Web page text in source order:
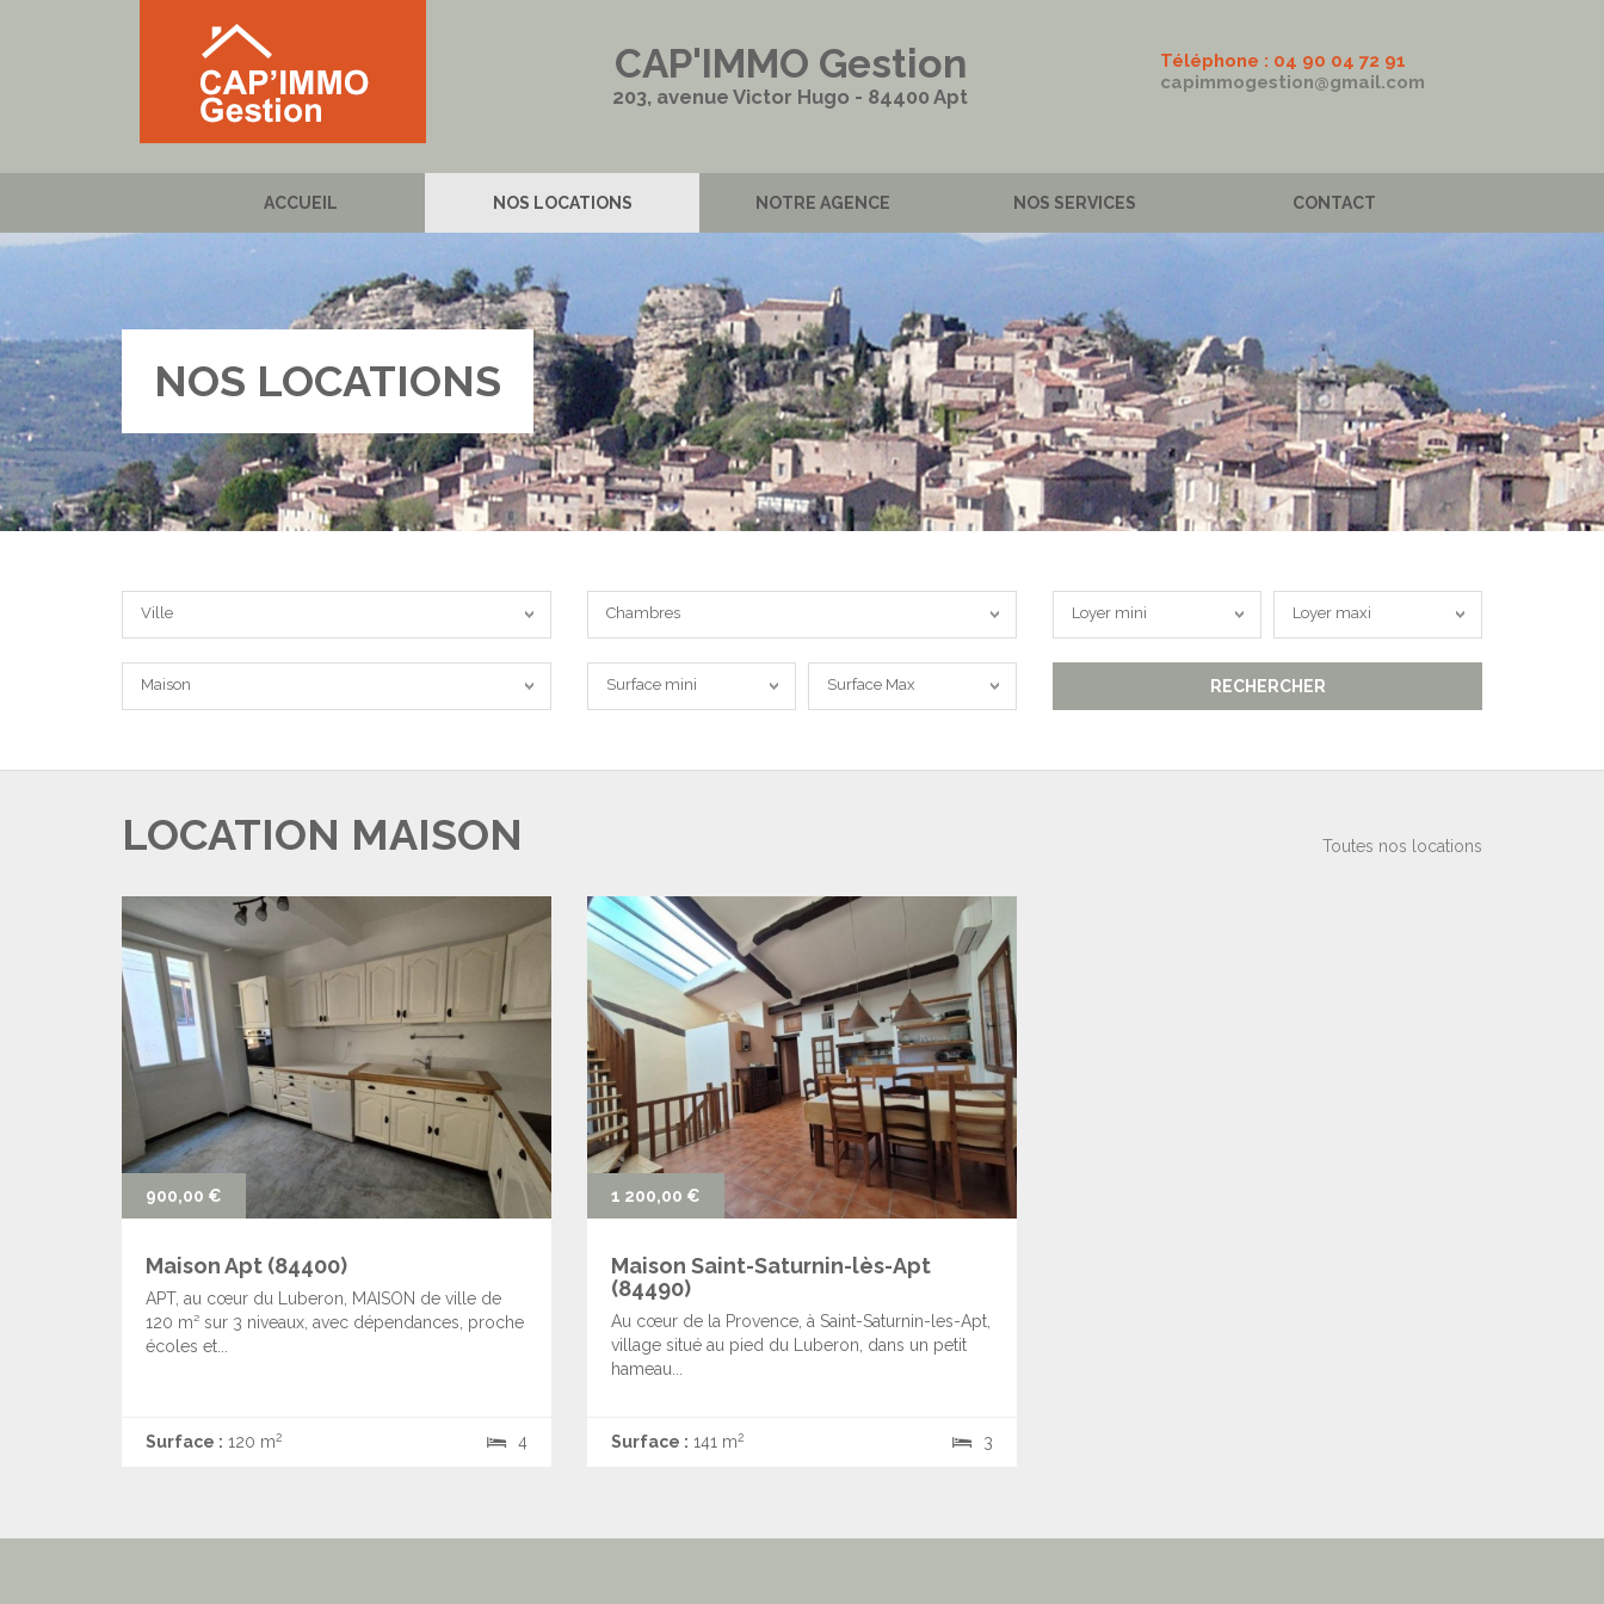
CAP'IMMO Gestion
203, avenue Victor Hugo - 84400 Apt
Téléphone : 04 90 04 72 91
capimmogestion@gmail.com
ACCUEIL NOS LOCATIONS NOTRE AGENCE NOS SERVICES CONTACT
NOS LOCATIONS
Ville
Ville Chambres
Chambres
Loyer
mini
Loyer mini
Loyer
maxi
Loyer maxi
TypeMaison
Surface
min.
Surface mini
Surface
Maxi
Surface Max RECHERCHER
LOCATION MAISON Toutes nos locations
900,00 €
Maison Apt (84400)
APT, au cœur du Luberon, MAISON de ville de
120 m² sur 3 niveaux, avec dépendances, proche
écoles et...
Surface : 120 m2 4
1 200,00 €
Maison Saint-Saturnin-lès-Apt
(84490)
Au cœur de la Provence, à Saint-Saturnin-les-Apt,
village situé au pied du Luberon, dans un petit
hameau...
Surface : 141 m2 3